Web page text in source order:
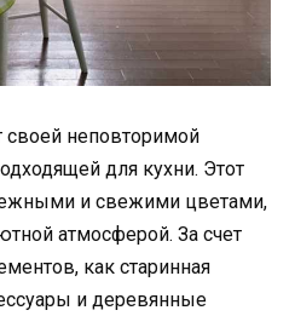
своей неповторимой
для кухни. Этот
и свежими цветами,
атмосферой. За счет
как старинная
и деревянные